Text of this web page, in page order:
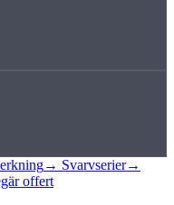
→ Svarvserier→
offert